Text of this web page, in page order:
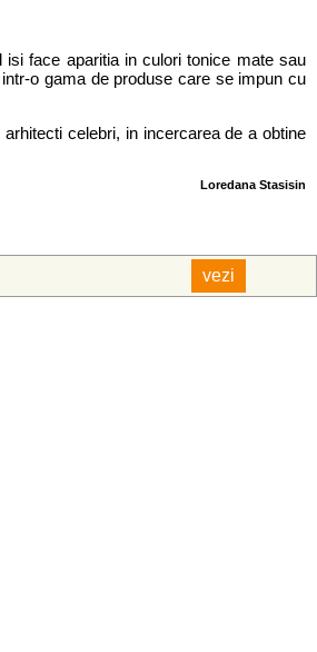
face aparitia in culori tonice mate sau
o gama de produse care se impun cu
celebri, in incercarea de a obtine
Loredana Stasisin